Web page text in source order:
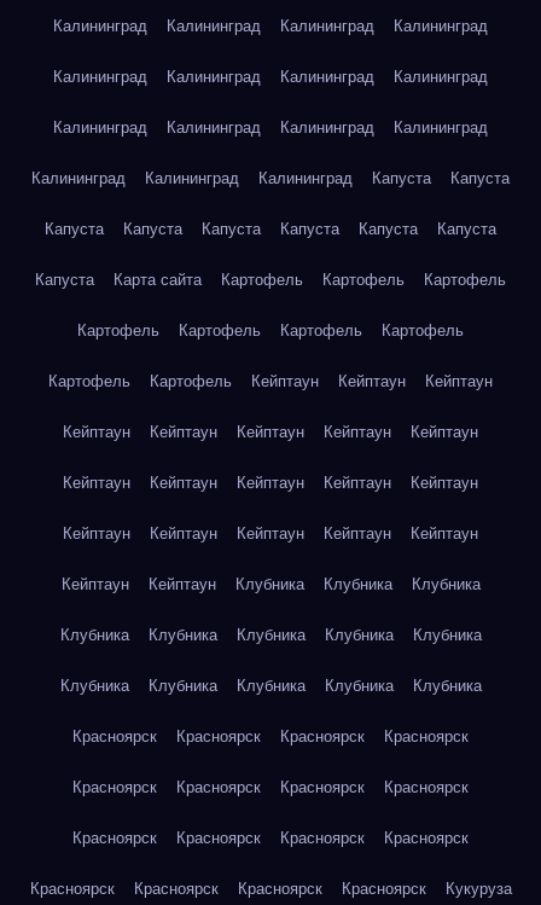
Калининград Калининград Калининград Калининград
Калининград Калининград Калининград Калининград
Калининград Калининград Калининград Калининград
Калининград Калининград Калининград Капуста Капуста
Капуста Капуста Капуста Капуста Капуста Капуста
Капуста Карта сайта Картофель Картофель Картофель
Картофель Картофель Картофель Картофель
Картофель Картофель Кейптаун Кейптаун Кейптаун
Кейптаун Кейптаун Кейптаун Кейптаун Кейптаун
Кейптаун Кейптаун Кейптаун Кейптаун Кейптаун
Кейптаун Кейптаун Кейптаун Кейптаун Кейптаун
Кейптаун Кейптаун Клубника Клубника Клубника
Клубника Клубника Клубника Клубника Клубника
Клубника Клубника Клубника Клубника Клубника
Красноярск Красноярск Красноярск Красноярск
Красноярск Красноярск Красноярск Красноярск
Красноярск Красноярск Красноярск Красноярск
Красноярск Красноярск Красноярск Красноярск Кукуруза